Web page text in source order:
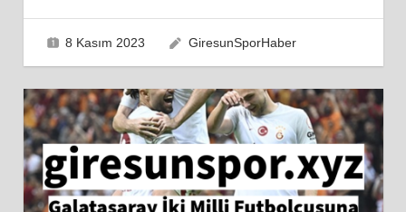
8 Kasım 2023 GiresunSporHaber